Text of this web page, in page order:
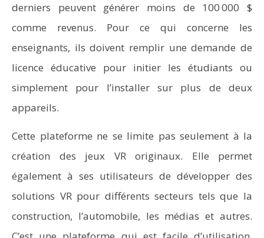
derniers peuvent générer moins de 100 000 $
comme revenus. Pour ce qui concerne les
enseignants, ils doivent remplir une demande de
licence éducative pour initier les étudiants ou
simplement pour l’installer sur plus de deux
appareils.
Cette plateforme ne se limite pas seulement à la
création des jeux VR originaux. Elle permet
également à ses utilisateurs de développer des
solutions VR pour différents secteurs tels que la
construction, l’automobile, les médias et autres.